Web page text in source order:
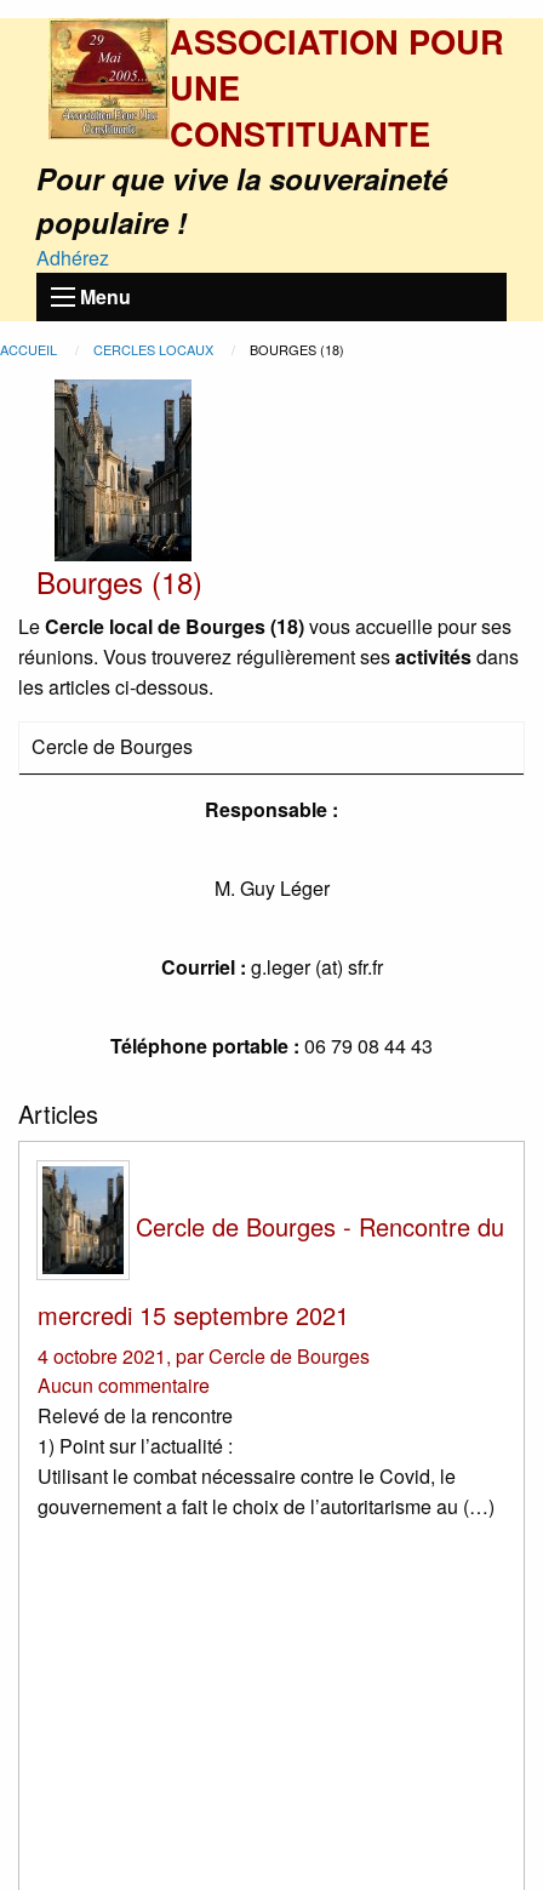
ASSOCIATION POUR
UNE
CONSTITUANTE
Pour que vive la souveraineté
populaire !
Adhérez
Menu
ACCUEIL CERCLES LOCAUX BOURGES (18)
Bourges (18)
LeCercle local de Bourges (18)vous accueille pour ses
réunions. Vous trouverez régulièrement sesactivitésdans
les articles ci-dessous.
Cercle de Bourges
Responsable :
M. Guy Léger
Courriel : g.leger (at) sfr.fr
Téléphone portable : 06 79 08 44 43
Articles
Cercle de Bourges - Rencontre du
mercredi 15 septembre 2021
4 octobre 2021, parCercle de Bourges
Aucun commentaire
Relevé de la rencontre
1) Point sur l’actualité :
Utilisant le combat nécessaire contre le Covid, le
gouvernement a fait le choix de l’autoritarisme au (…)